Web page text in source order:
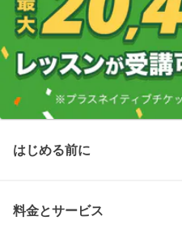
はじめる前に
料金とサービス